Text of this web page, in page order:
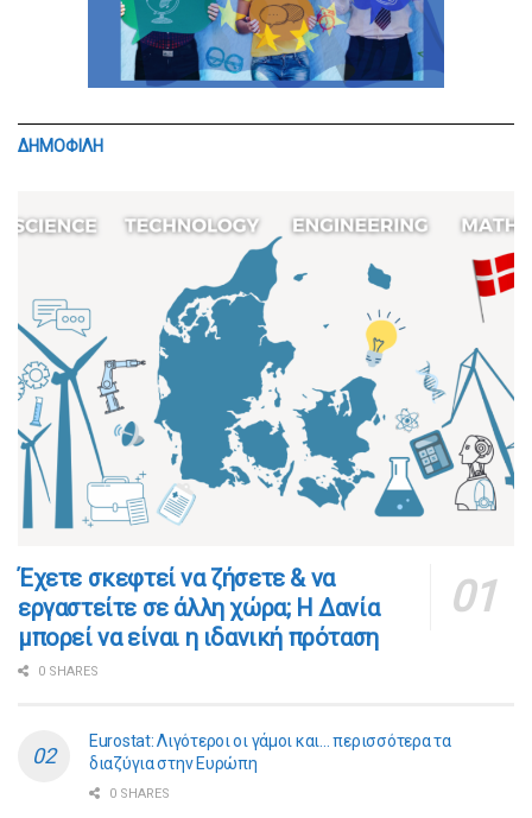
ΔΗΜΟΦΙΛΗ
​​Έχετε σκεφτεί να ζήσετε & να
εργαστείτε σε άλλη χώρα; Η Δανία
μπορεί να είναι η ιδανική πρόταση
0 SHARES
Eurostat: Λιγότεροι οι γάμοι και… περισσότερα τα
διαζύγια στην Ευρώπη
0 SHARES